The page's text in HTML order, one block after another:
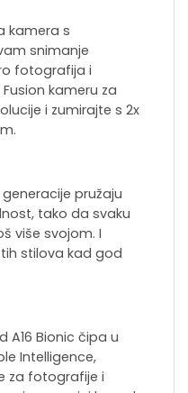
kamera s
snimanje
fotografija i
kameru za
i zumirajte s 2x
pružaju
tako da svaku
više svojom. I
stilova kad god
A16 Bionic čipa u
Intelligence,
za fotografije i